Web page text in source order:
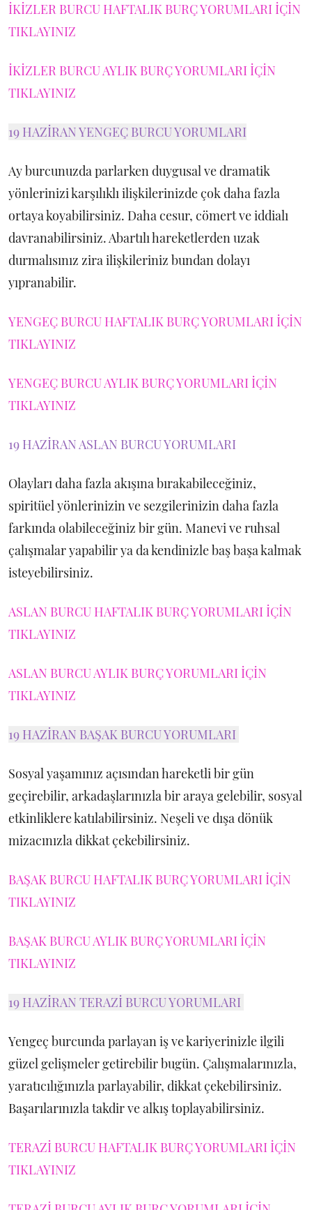
İKİZLER BURCU HAFTALIK BURÇ YORUMLARI İÇİN
TIKLAYINIZ
İKİZLER BURCU AYLIK BURÇ YORUMLARI İÇİN
TIKLAYINIZ
19 HAZİRAN YENGEÇ BURCU YORUMLARI
Ay burcunuzda parlarken duygusal ve dramatik
yönlerinizi karşılıklı ilişkilerinizde çok daha fazla
ortaya koyabilirsiniz. Daha cesur, cömert ve iddialı
davranabilirsiniz. Abartılı hareketlerden uzak
durmalısınız zira ilişkileriniz bundan dolayı
yıpranabilir.
YENGEÇ BURCU HAFTALIK BURÇ YORUMLARI İÇİN
TIKLAYINIZ
YENGEÇ BURCU AYLIK BURÇ YORUMLARI İÇİN
TIKLAYINIZ
19 HAZİRAN ASLAN BURCU YORUMLARI
Olayları daha fazla akışına bırakabileceğiniz,
spiritüel yönlerinizin ve sezgilerinizin daha fazla
farkında olabileceğiniz bir gün. Manevi ve ruhsal
çalışmalar yapabilir ya da kendinizle baş başa kalmak
isteyebilirsiniz.
ASLAN BURCU HAFTALIK BURÇ YORUMLARI İÇİN
TIKLAYINIZ
ASLAN BURCU AYLIK BURÇ YORUMLARI İÇİN
TIKLAYINIZ
19 HAZİRAN BAŞAK BURCU YORUMLARI
Sosyal yaşamınız açısından hareketli bir gün
geçirebilir, arkadaşlarınızla bir araya gelebilir, sosyal
etkinliklere katılabilirsiniz. Neşeli ve dışa dönük
mizacınızla dikkat çekebilirsiniz.
BAŞAK BURCU HAFTALIK BURÇ YORUMLARI İÇİN
TIKLAYINIZ
BAŞAK BURCU AYLIK BURÇ YORUMLARI İÇİN
TIKLAYINIZ
19 HAZİRAN TERAZİ BURCU YORUMLARI
Yengeç burcunda parlayan iş ve kariyerinizle ilgili
güzel gelişmeler getirebilir bugün. Çalışmalarınızla,
yaratıcılığınızla parlayabilir, dikkat çekebilirsiniz.
Başarılarınızla takdir ve alkış toplayabilirsiniz.
TERAZİ BURCU HAFTALIK BURÇ YORUMLARI İÇİN
TIKLAYINIZ